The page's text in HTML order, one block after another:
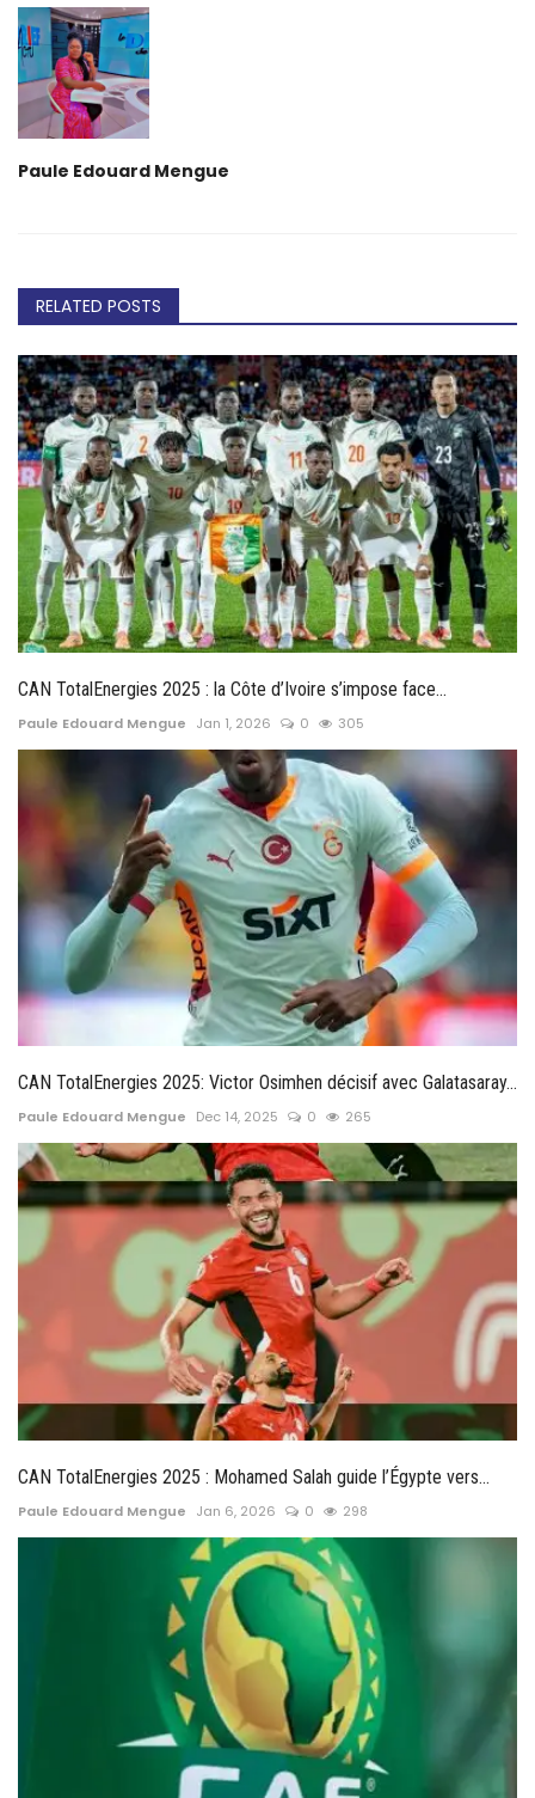
Paule Edouard Mengue
RELATED POSTS
CAN TotalEnergies 2025 : la Côte d’Ivoire s’impose face...
Paule Edouard Mengue Jan 1, 2026 0 305
CAN TotalEnergies 2025: Victor Osimhen décisif avec Galatasaray...
Paule Edouard Mengue Dec 14, 2025 0 265
CAN TotalEnergies 2025 : Mohamed Salah guide l’Égypte vers...
Paule Edouard Mengue Jan 6, 2026 0 298